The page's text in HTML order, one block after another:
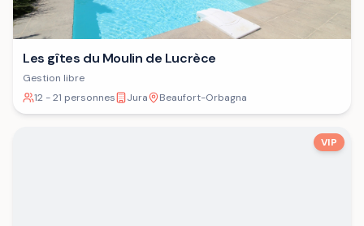
Les gîtes du Moulin de Lucrèce
Gestion libre
12 - 21 personnes
Jura Beaufort-Orbagna
VIP